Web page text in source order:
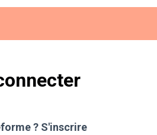
? S'inscrire